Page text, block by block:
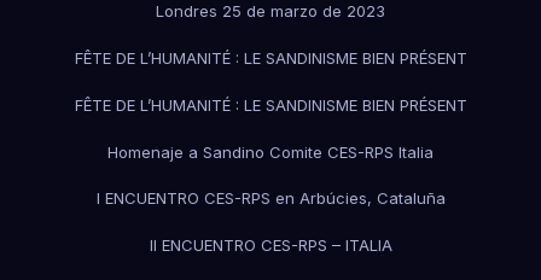
Londres 25 de marzo de 2023
FÊTE DE L’HUMANITÉ : LE SANDINISME BIEN PRÉSENT
FÊTE DE L’HUMANITÉ : LE SANDINISME BIEN PRÉSENT
Homenaje a Sandino Comite CES-RPS Italia
I ENCUENTRO CES-RPS en Arbúcies, Cataluña
II ENCUENTRO CES-RPS – ITALIA